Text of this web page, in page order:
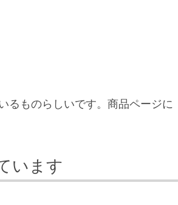
るものらしいです。商品ページに
います